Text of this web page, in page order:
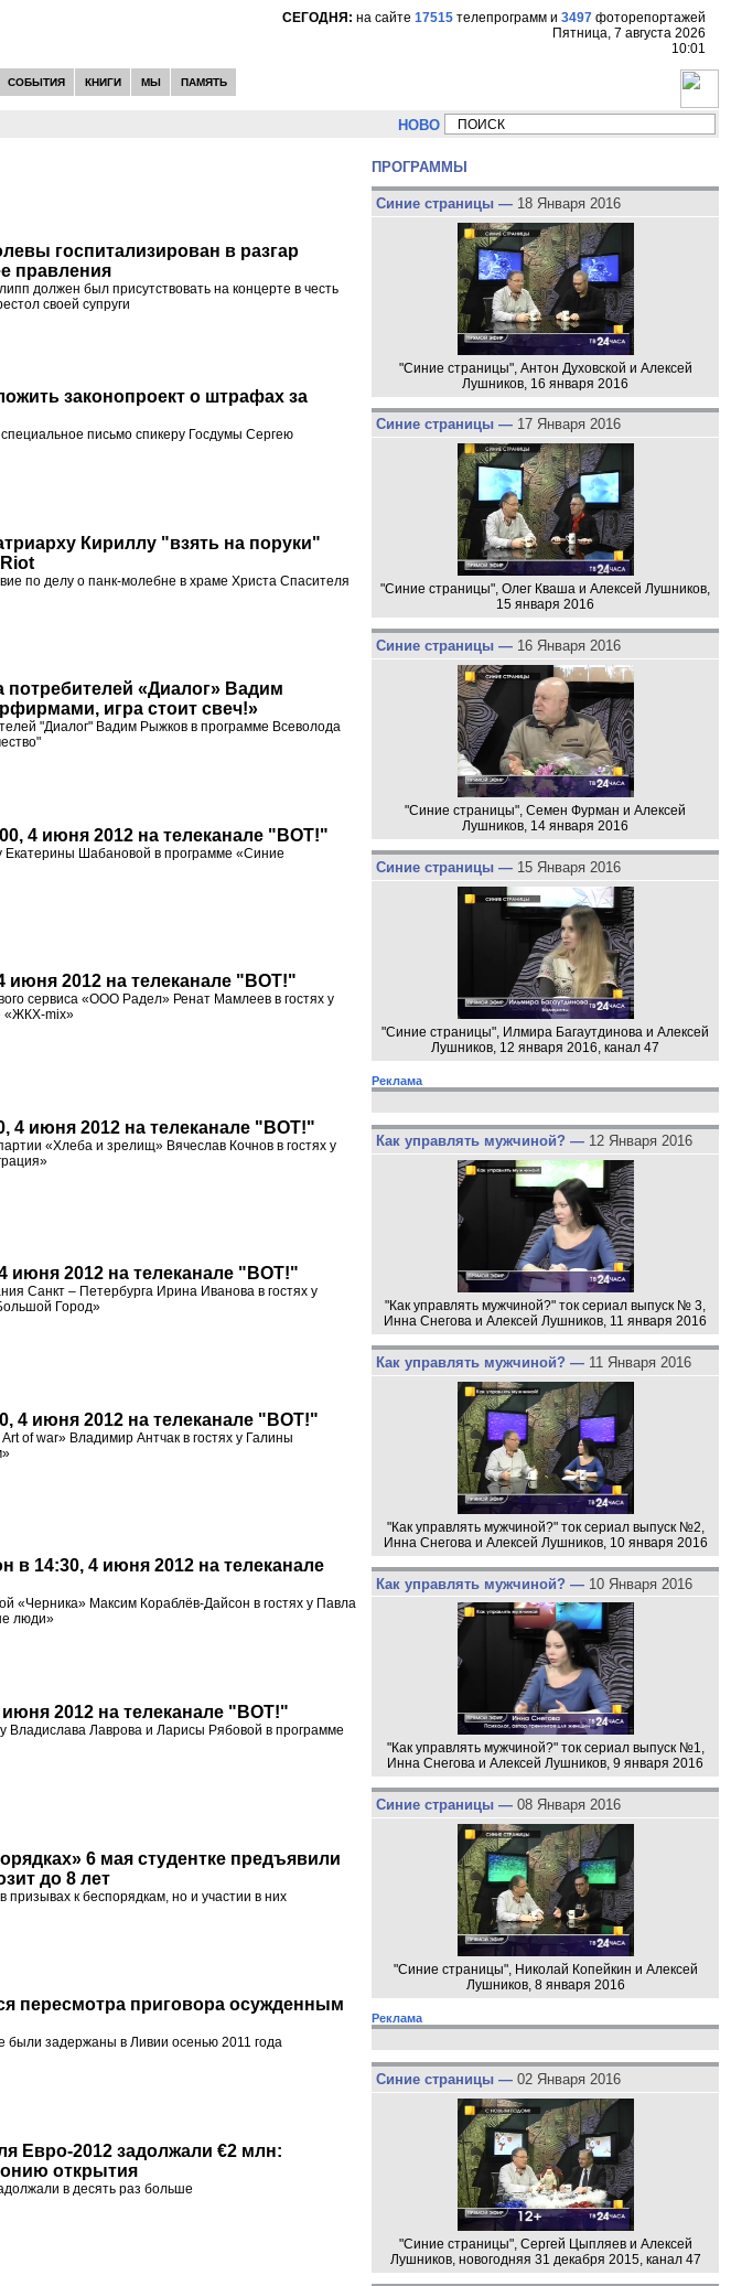
СЕГОДНЯ: на сайте 17515 телепрограмм и 3497 фоторепортажей
Пятница, 7 августа 2026
10:01
СОБЫТИЯ КНИГИ МЫ ПАМЯТЬ
НОВОСТИ: Сергей Цыпляев "Мир как никогда близко
госпитализирован в разгар
правления
должен был присутствовать на концерте в честь
своей супруги
законопроект о штрафах за
письмо спикеру Госдумы Сергею
Кириллу "взять на поруки"
по делу о панк-молебне в храме Христа Спасителя
потребителей «Диалог» Вадим
игра стоит свеч!»
"Диалог" Вадим Рыжков в программе Всеволода
4 июня 2012 на телеканале "ВОТ!"
Екатерины Шабановой в программе «Синие
июня 2012 на телеканале "ВОТ!"
сервиса «ООО Радел» Ренат Мамлеев в гостях у
«ЖКХ-mix»
4 июня 2012 на телеканале "ВОТ!"
«Хлеба и зрелищ» Вячеслав Кочнов в гостях у
июня 2012 на телеканале "ВОТ!"
Санкт – Петербурга Ирина Иванова в гостях у
Город»
4 июня 2012 на телеканале "ВОТ!"
of war» Владимир Антчак в гостях у Галины
в 14:30, 4 июня 2012 на телеканале
«Черника» Максим Кораблёв-Дайсон в гостях у Павла
люди»
2012 на телеканале "ВОТ!"
Владислава Лаврова и Ларисы Рябовой в программе
6 мая студентке предъявили
до 8 лет
призывах к беспорядкам, но и участии в них
пересмотра приговора осужденным
были задержаны в Ливии осенью 2011 года
Евро-2012 задолжали €2 млн:
открытия
в десять раз больше
ПРОГРАММЫ
Синие страницы — 18 Января 2016
"Синие страницы", Антон Духовской и Алексей
Лушников, 16 января 2016
Синие страницы — 17 Января 2016
"Синие страницы", Олег Кваша и Алексей Лушников,
15 января 2016
Синие страницы — 16 Января 2016
"Синие страницы", Семен Фурман и Алексей
Лушников, 14 января 2016
Синие страницы — 15 Января 2016
"Синие страницы", Илмира Багаутдинова и Алексей
Лушников, 12 января 2016, канал 47
Реклама
Как управлять мужчиной? — 12 Января 2016
"Как управлять мужчиной?" ток сериал выпуск № 3,
Инна Снегова и Алексей Лушников, 11 января 2016
Как управлять мужчиной? — 11 Января 2016
"Как управлять мужчиной?" ток сериал выпуск №2,
Инна Снегова и Алексей Лушников, 10 января 2016
Как управлять мужчиной? — 10 Января 2016
"Как управлять мужчиной?" ток сериал выпуск №1,
Инна Снегова и Алексей Лушников, 9 января 2016
Синие страницы — 08 Января 2016
"Синие страницы", Николай Копейкин и Алексей
Лушников, 8 января 2016
Реклама
Синие страницы — 02 Января 2016
"Синие страницы", Сергей Цыпляев и Алексей
Лушников, новогодняя 31 декабря 2015, канал 47